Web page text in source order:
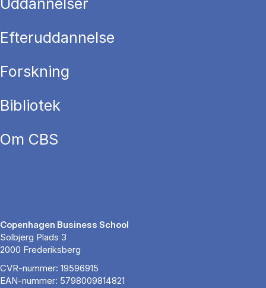
Uddannelser
Efteruddannelse
Forskning
Bibliotek
Om CBS
Copenhagen Business School
Solbjerg Plads 3
2000 Frederiksberg
CVR-nummer: 19596915
EAN-nummer: 5798009814821